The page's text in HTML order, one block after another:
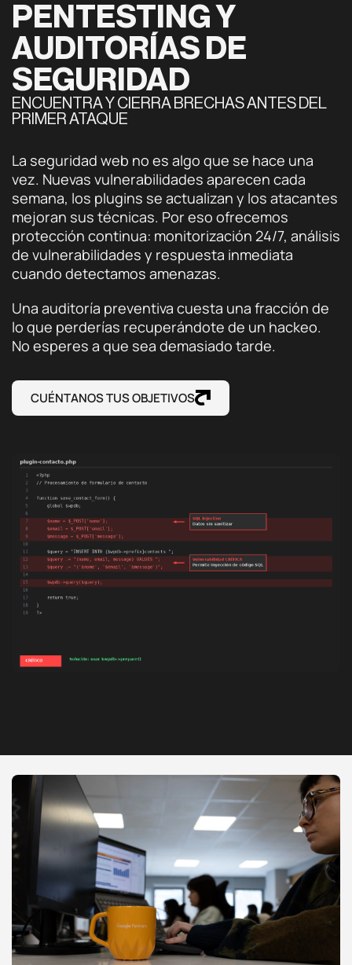
PENTESTING Y
AUDITORÍAS DE
SEGURIDAD
ENCUENTRA Y CIERRA BRECHAS ANTES DEL
PRIMER ATAQUE
La seguridad web no es algo que se hace una
vez. Nuevas vulnerabilidades aparecen cada
semana, los plugins se actualizan y los atacantes
mejoran sus técnicas. Por eso ofrecemos
protección continua: monitorización 24/7, análisis
de vulnerabilidades y respuesta inmediata
cuando detectamos amenazas.
Una auditoría preventiva cuesta una fracción de
lo que perderías recuperándote de un hackeo.
No esperes a que sea demasiado tarde.
CUÉNTANOS TUS OBJETIVOS